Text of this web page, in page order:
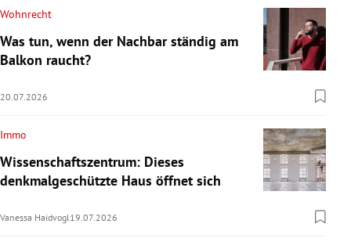
Wohnrecht
Was tun, wenn der Nachbar ständig am
Balkon raucht?
20.07.2026
Immo
Wissenschaftszentrum: Dieses
denkmalgeschützte Haus öffnet sich
Vanessa Haidvogl 19.07.2026